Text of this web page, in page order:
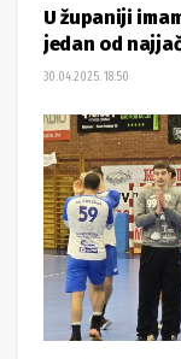
U županiji
jedan od
30.04.2025. 18:50